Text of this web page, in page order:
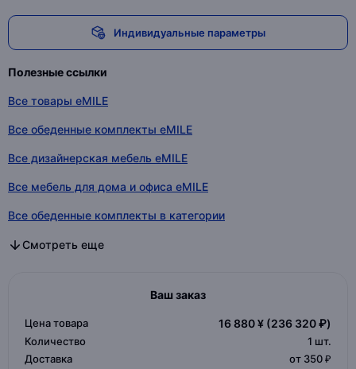
Индивидуальные параметры
Полезные ссылки
Все товары eMILE
Все обеденные комплекты eMILE
Все дизайнерская мебель eMILE
Все мебель для дома и офиса eMILE
Все обеденные комплекты в категории
Все дизайнерская мебель в категории
Все мебель для дома и офиса в категории
Смотреть еще
Ваш заказ
Цена товара 16 880 ¥ (236 320 ₽)
Количество 1 шт.
Доставка
от 350 ₽